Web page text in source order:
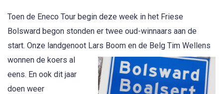
Toen de Eneco Tour begin deze week in het Friese
Bolsward begon stonden er twee oud-winnaars aan de
start. Onze landgenoot Lars Boom en de Belg Tim Wellens
wonnen de koers al
eens. En ook dit jaar
doen weer